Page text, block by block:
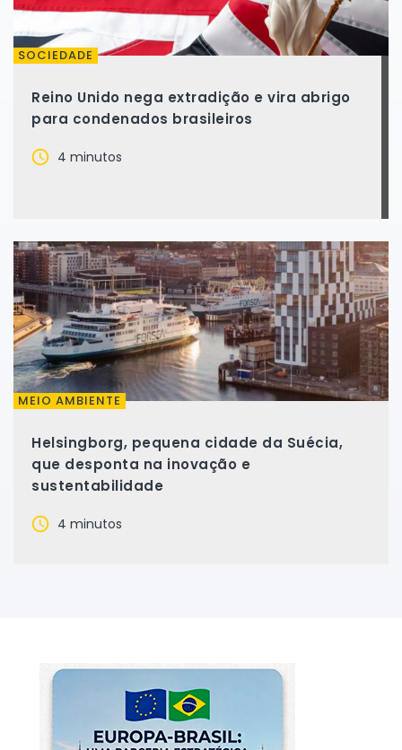
SOCIEDADE
Reino Unido nega extradição e vira abrigo
para condenados brasileiros
4 minutos
MEIO AMBIENTE
Helsingborg, pequena cidade da Suécia,
que desponta na inovação e
sustentabilidade
4 minutos